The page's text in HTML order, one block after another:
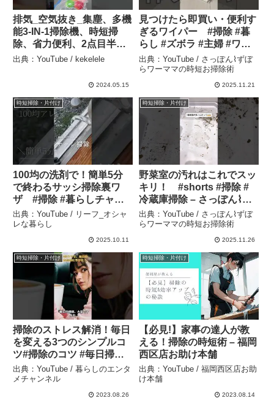
排気_空気抜き_集塵、多機
能3-IN-1掃除機、時短掃
除、省力便利、2点目半
額。 – kekelele
出典：YouTube / kekelele
2024.05.15
見つけたら即買い・便利す
ぎるワイパー #掃除 #暮
らし #ズボラ #主婦 #ワー
ママ – さっぽん⌇ずぼらワ
ーママの時短お掃除術
出典：YouTube / さっぽん⌇ずぼ
らワーママの時短お掃除術
2025.11.21
時短掃除・片付け
100均の洗剤で！簡単5分
で終わるサッシ掃除裏ワ
ザ #掃除 #暮らしチャン
ネル #ライフハック 時 #
時短掃除 #時短家事 #時短
節約 #重曹 #クエン酸 #ラ
フ_オシャレな暮らし
出典：YouTube / リーフ_オシャ
レな暮らし
2025.10.11
時短掃除・片付け
野菜室の汚れはこれでスッ
キリ！ #shorts #掃除 #
冷蔵庫掃除 – さっぽん⌇ず
ぼらワーママの時短お掃除
術
出典：YouTube / さっぽん⌇ずぼ
らワーママの時短お掃除術
2025.11.26
時短掃除・片付け
掃除のストレス解消！毎日
を変える3つのシンプルコ
ツ#掃除のコツ #毎日掃除 #
時短テクニック #家事ラク
ラク #掃除改革 – 暮らしの
エンタメチャンネル
出典：YouTube / 暮らしのエンタ
メチャンネル
2023.08.26
時短掃除・片付け
【必見!】家事の達人が教
える！掃除の時短術 – 福岡
西区店お助け本舗
出典：YouTube / 福岡西区店お助
け本舗
2023.08.14